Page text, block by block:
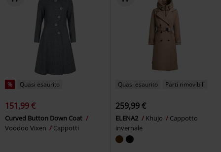
% Quasi esaurito
151,99 €
Curved Button Down Coat
Voodoo Vixen
Cappotti
Quasi esaurito Parti rimovibili
259,99 €
ELENA2 Khujo
Cappotto
invernale